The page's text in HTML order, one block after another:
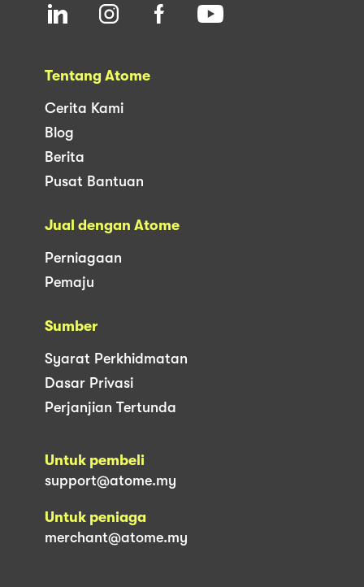
Tentang Atome
Cerita Kami
Blog
Berita
Pusat Bantuan
Jual dengan Atome
Perniagaan
Pemaju
Sumber
Syarat Perkhidmatan
Dasar Privasi
Perjanjian Tertunda
Untuk pembeli
support@atome.my
Untuk peniaga
merchant@atome.my